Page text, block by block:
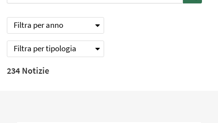
Filtra per anno
Filtra per tipologia
234 Notizie